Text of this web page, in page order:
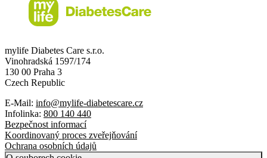
mylife Diabetes Care s.r.o.
Vinohradská 1597/174
130 00 Praha 3
Czech Republic
E-Mail: info@mylife-diabetescare.cz
Infolinka: 800 140 440
Bezpečnost informací
Koordinovaný proces zveřejňování
Ochrana osobních údajů